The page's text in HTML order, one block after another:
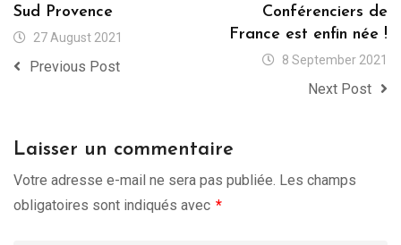
Sud Provence
27 August 2021
Previous Post
Conférenciers de
France est enfin née !
8 September 2021
Next Post
Laisser un commentaire
Votre adresse e-mail ne sera pas publiée. Les champs
obligatoires sont indiqués avec *